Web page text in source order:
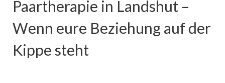
Paartherapie in Landshut –
Wenn eure Beziehung auf der
Kippe steht